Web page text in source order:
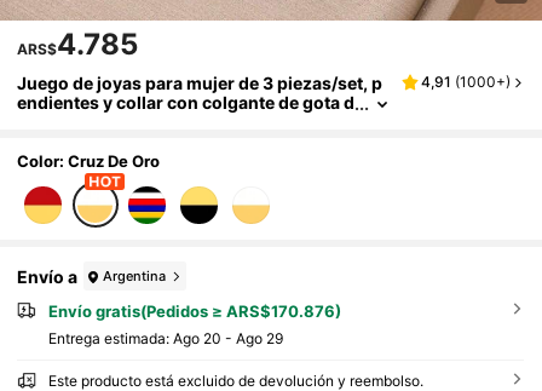
ARS$4.785
Juego de joyas para mujer de 3 piezas/set, p
endientes y collar con colgante de gota d
4,91 (1000+)
Color: Cruz De Oro
Envío a Argentina
Envío gratis(Pedidos ≥ ARS$170.876)
Entrega estimada: Ago 20 - Ago 29
Este producto está excluido de devolución y reembolso.